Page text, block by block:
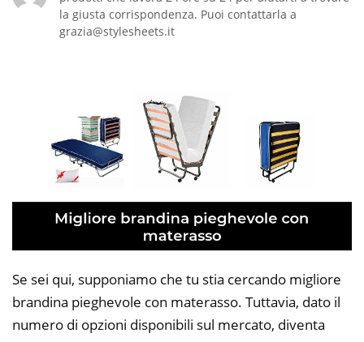
la giusta corrispondenza. Puoi contattarla a
grazia@stylesheets.it
Se sei qui, supponiamo che tu stia cercando migliore
brandina pieghevole con materasso. Tuttavia, dato il
numero di opzioni disponibili sul mercato, diventa